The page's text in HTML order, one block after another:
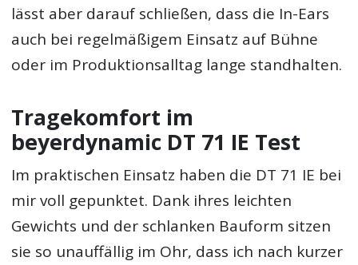
lässt aber darauf schließen, dass die In-Ears
auch bei regelmäßigem Einsatz auf Bühne
oder im Produktionsalltag lange standhalten.
Tragekomfort im
beyerdynamic DT 71 IE Test
Im praktischen Einsatz haben die DT 71 IE bei
mir voll gepunktet. Dank ihres leichten
Gewichts und der schlanken Bauform sitzen
sie so unauffällig im Ohr, dass ich nach kurzer